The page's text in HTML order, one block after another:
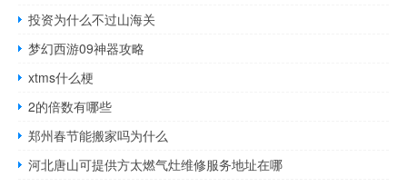
投资为什么不过山海关
梦幻西游09神器攻略
xtms什么梗
2的倍数有哪些
郑州春节能搬家吗为什么
河北唐山可提供方太燃气灶维修服务地址在哪